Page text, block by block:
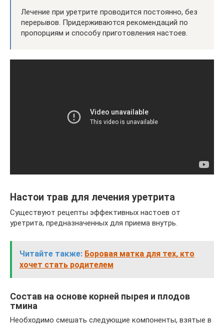
Лечение при уретрите проводится постоянно, без
перерывов. Придерживаются рекомендаций по
пропорциям и способу приготовления настоев.
Настои трав для лечения уретрита
Существуют рецепты эффективных настоев от
уретрита, предназначенных для приема внутрь.
Читайте также: Боровая матка для тех, кто
хочет стать родителем
Состав на основе корней пырея и плодов
тмина
Необходимо смешать следующие компоненты, взятые в